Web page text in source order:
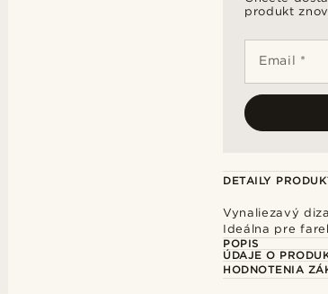
produkt
Email *
DETAILY
Vynaliezavý
Ideálna pre
POPIS
ÚDAJE O
HODNOTENIA